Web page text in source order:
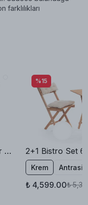
farklılıkları
2+1 Bistro Set 50x50 Katlanabilir Bahçe Balkon Masa Sandalye
%15
Krem Antrasit
₺ 4,599.00₺